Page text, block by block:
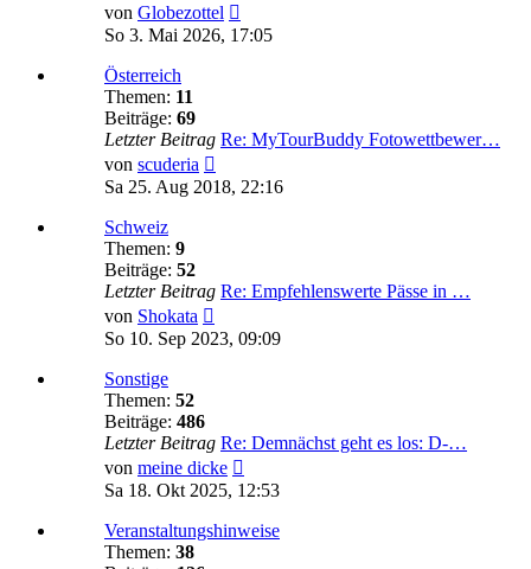
von Globezottel
Beitrag
So 3. Mai 2026, 17:05
Österreich
Themen: 11
Beiträge: 69
Letzter Beitrag Re: MyTourBuddy Fotowettbewer…
von scuderia
Beitrag
Sa 25. Aug 2018, 22:16
Schweiz
Themen: 9
Beiträge: 52
Letzter Beitrag Re: Empfehlenswerte Pässe in …
von Shokata
Beitrag
So 10. Sep 2023, 09:09
Sonstige
Themen: 52
Beiträge: 486
Letzter Beitrag Re: Demnächst geht es los: D-…
von meine dicke
Beitrag
Sa 18. Okt 2025, 12:53
Veranstaltungshinweise
Themen: 38